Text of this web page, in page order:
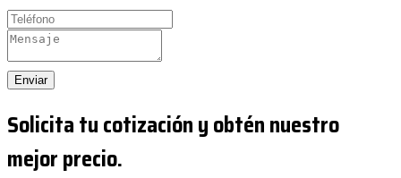
Enviar
Solicita tu cotización y obtén nuestro
mejor precio.